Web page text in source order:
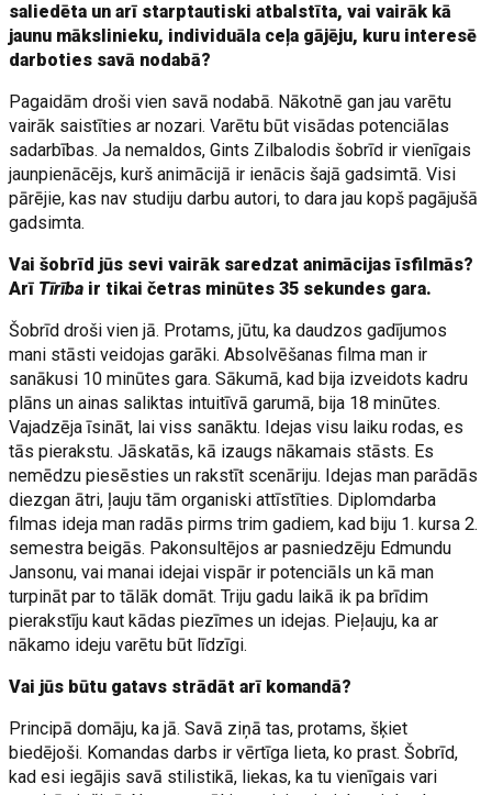
saliedēta un arī starptautiski atbalstīta, vai vairāk kā
jaunu mākslinieku, individuāla ceļa gājēju, kuru interesē
darboties savā nodabā?
Pagaidām droši vien savā nodabā. Nākotnē gan jau varētu
vairāk saistīties ar nozari. Varētu būt visādas potenciālas
sadarbības. Ja nemaldos, Gints Zilbalodis šobrīd ir vienīgais
jaunpienācējs, kurš animācijā ir ienācis šajā gadsimtā. Visi
pārējie, kas nav studiju darbu autori, to dara jau kopš pagājušā
gadsimta.
Vai šobrīd jūs sevi vairāk saredzat animācijas īsfilmās?
Arī Tīrība ir tikai četras minūtes 35 sekundes gara.
Šobrīd droši vien jā. Protams, jūtu, ka daudzos gadījumos
mani stāsti veidojas garāki. Absolvēšanas filma man ir
sanākusi 10 minūtes gara. Sākumā, kad bija izveidots kadru
plāns un ainas saliktas intuitīvā garumā, bija 18 minūtes.
Vajadzēja īsināt, lai viss sanāktu. Idejas visu laiku rodas, es
tās pierakstu. Jāskatās, kā izaugs nākamais stāsts. Es
nemēdzu piesēsties un rakstīt scenāriju. Idejas man parādās
diezgan ātri, ļauju tām organiski attīstīties. Diplomdarba
filmas ideja man radās pirms trim gadiem, kad biju 1. kursa 2.
semestra beigās. Pakonsultējos ar pasniedzēju Edmundu
Jansonu, vai manai idejai vispār ir potenciāls un kā man
turpināt par to tālāk domāt. Triju gadu laikā ik pa brīdim
pierakstīju kaut kādas piezīmes un idejas. Pieļauju, ka ar
nākamo ideju varētu būt līdzīgi.
Vai jūs būtu gatavs strādāt arī komandā?
Principā domāju, ka jā. Savā ziņā tas, protams, šķiet
biedējoši. Komandas darbs ir vērtīga lieta, ko prast. Šobrīd,
kad esi iegājis savā stilistikā, liekas, ka tu vienīgais vari